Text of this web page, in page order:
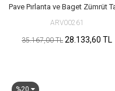
ARV00261
35.167,00 TL 28.133,60 TL
%20